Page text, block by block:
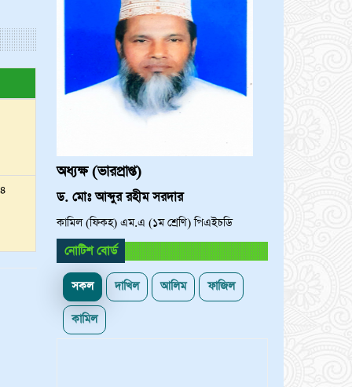
অধ্যক্ষ (ভারপ্রাপ্ত)
ড. মোঃ আব্দুর রহীম সরদার
কামিল (ফিকহ) এম.এ (১ম শ্রেণি) পিএইচডি
নোটিশ বোর্ড
সকল দাখিল আলিম ফাজিল
কামিল